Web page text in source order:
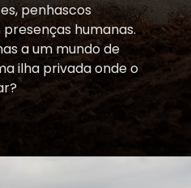
penhascos
humanas.
a um mundo de
ilha privada onde o